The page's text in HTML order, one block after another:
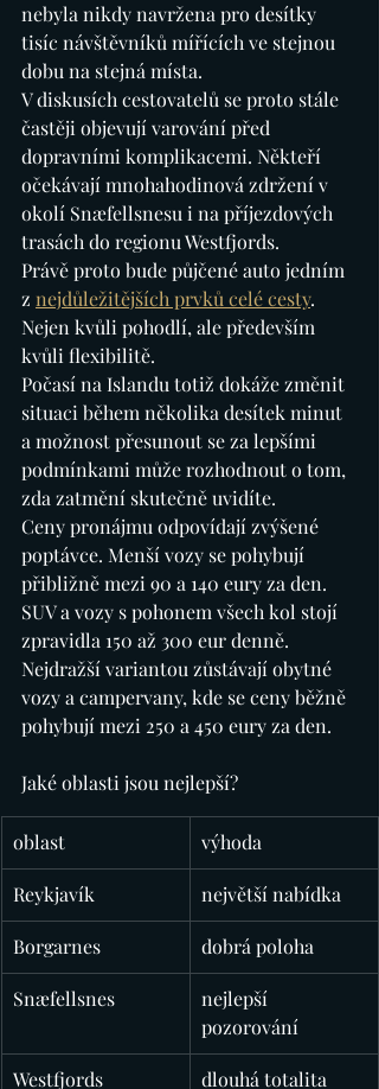
nebyla nikdy navržena pro desítky
tisíc návštěvníků mířících ve stejnou
dobu na stejná místa.
V diskusích cestovatelů se proto stále
častěji objevují varování před
dopravními komplikacemi. Někteří
očekávají mnohahodinová zdržení v
okolí Snæfellsnesu i na příjezdových
trasách do regionu Westfjords.
Právě proto bude půjčené auto jedním
z nejdůležitějších prvků celé cesty.
Nejen kvůli pohodlí, ale především
kvůli flexibilitě.
Počasí na Islandu totiž dokáže změnit
situaci během několika desítek minut
a možnost přesunout se za lepšími
podmínkami může rozhodnout o tom,
zda zatmění skutečně uvidíte.
Ceny pronájmu odpovídají zvýšené
poptávce. Menší vozy se pohybují
přibližně mezi 90 a 140 eury za den.
SUV a vozy s pohonem všech kol stojí
zpravidla 150 až 300 eur denně.
Nejdražší variantou zůstávají obytné
vozy a campervany, kde se ceny běžně
pohybují mezi 250 a 450 eury za den.
Jaké oblasti jsou nejlepší?
oblast výhoda
Reykjavík největší nabídka
Borgarnes dobrá poloha
Snæfellsnes
nejlepší
pozorování
Westfjords dlouhá totalita